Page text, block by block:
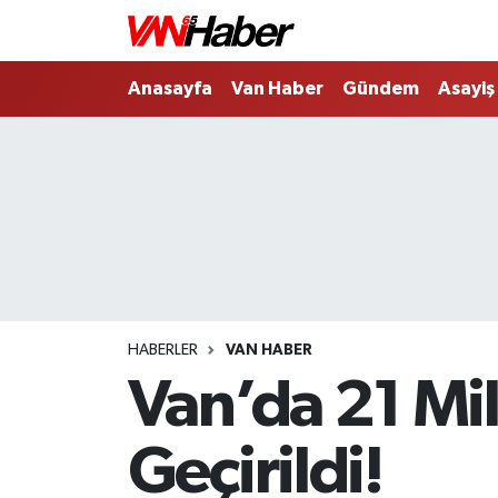
Anasayfa Van Haber Gündem Asayiş
HABERLER VAN HABER
Van’da 21
Geçirildi!
Nöbetçi Eczaneler
Haber Arşivi